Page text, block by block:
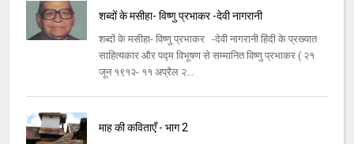
शब्दों के मसीहा- विष्णु प्रभाकर -देवी नागरानी
शब्दों के मसीहा- विष्णु प्रभाकर -देवी नागरानी हिंदी के प्रख्यात
साहित्यकार और पद्म विभूषण से सम्मानित विष्णु प्रभाकर ( २१
जून १९१२- ११ अप्रैल २...
माह की कविताएँ - भाग 2